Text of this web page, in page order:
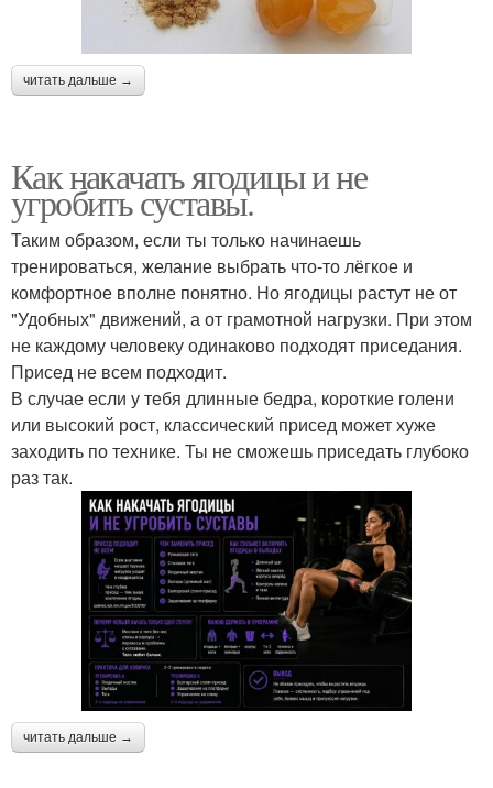
читать дальше →
Как накачать ягодицы и не
угробить суставы.
Таким образом, если ты только начинаешь
тренироваться, желание выбрать что-то лёгкое и
комфортное вполне понятно. Но ягодицы растут не от
"Удобных" движений, а от грамотной нагрузки. При этом
не каждому человеку одинаково подходят приседания.
Присед не всем подходит.
В случае если у тебя длинные бедра, короткие голени
или высокий рост, классический присед может хуже
заходить по технике. Ты не сможешь приседать глубоко
раз так.
читать дальше →